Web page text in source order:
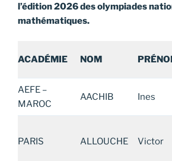
l’édition 2026 des olympiades
mathématiques.
ACADÉMIE NOM
AEFE –
MAROC
AACHIB Ines
PARIS ALLOUCHE Victor